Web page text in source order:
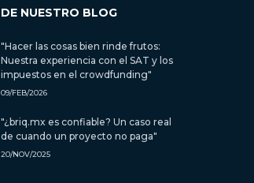
DE NUESTRO BLOG
"Hacer las cosas bien rinde frutos:
Nuestra experiencia con el SAT y los
impuestos en el crowdfunding"
09/FEB/2026
"¿briq.mx es confiable? Un caso real
de cuando un proyecto no paga"
20/NOV/2025